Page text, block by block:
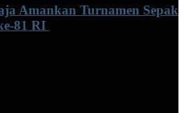
Amankan Turnamen Sepak
81 RI